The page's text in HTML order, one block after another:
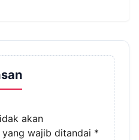
akan
yang wajib ditandai *